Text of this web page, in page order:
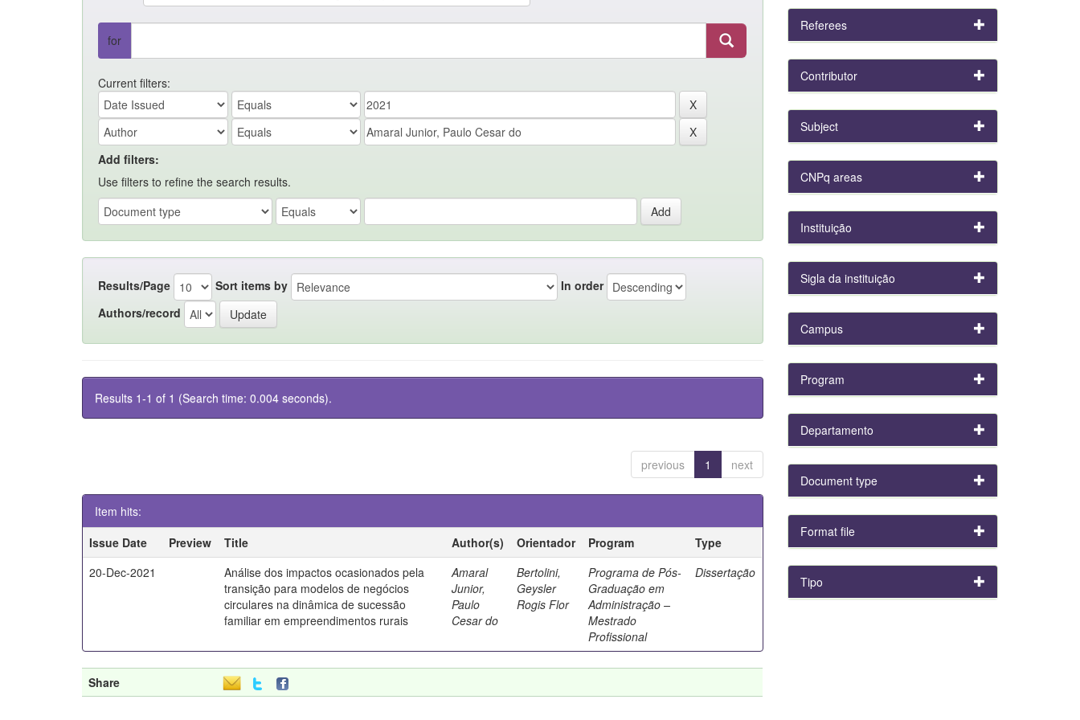
for
Current filters:
Add filters:
Use filters to refine the search results.
Results/Page Sort items by
In order
Authors/record
Results 1-1 of 1 (Search time: 0.004 seconds).
previous 1 next
Item hits:
Issue Date
Preview Title Author(s) Orientador Program
Type
20-Dec-2021
Análise dos impactos ocasionados pela
transição para modelos de negócios
circulares na dinâmica de sucessão
familiar em empreendimentos rurais
Amaral
Junior,
Paulo
Cesar do
Bertolini,
Geysler
Rogis Flor
Programa de Pós-
Graduação em
Administração –
Mestrado
Profissional
Dissertação
Share
Referees
Contributor
Subject
CNPq areas
Instituição
Sigla da instituição
Campus
Program
Departamento
Document type
Format file
Tipo